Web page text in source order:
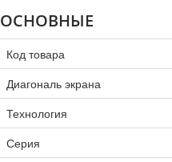
ОСНОВНЫЕ
Код товара
Диагональ экрана
Технология
Серия